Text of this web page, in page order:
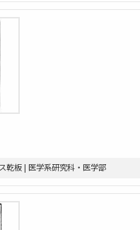
乾板 | 医学系研究科・医学部